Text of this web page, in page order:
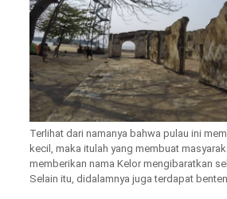
Terlihat dari namanya bahwa pulau ini
kecil, maka itulah yang membuat
memberikan nama Kelor mengibaratkan
Selain itu, didalamnya juga terdapat